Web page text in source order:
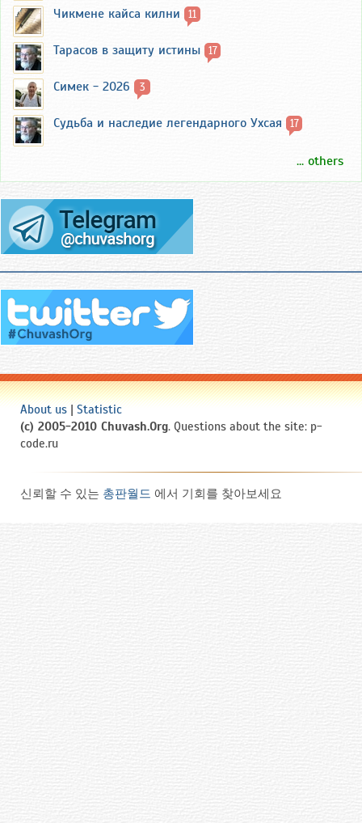
Чикмене кайса килни 11
Тарасов в защиту истины 17
Симек - 2026 3
Судьба и наследие легендарного Ухсая 17
... others
About us | Statistic
(c) 2005-2010 Chuvash.Org. Questions about the site: p-
code.ru
신뢰할 수 있는 총판월드 에서 기회를 찾아보세요